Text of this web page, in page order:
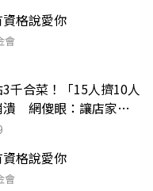
格說愛你
會
千合菜！「15人擠10人
潰 網傻眼：讓店家看
格說愛你
會